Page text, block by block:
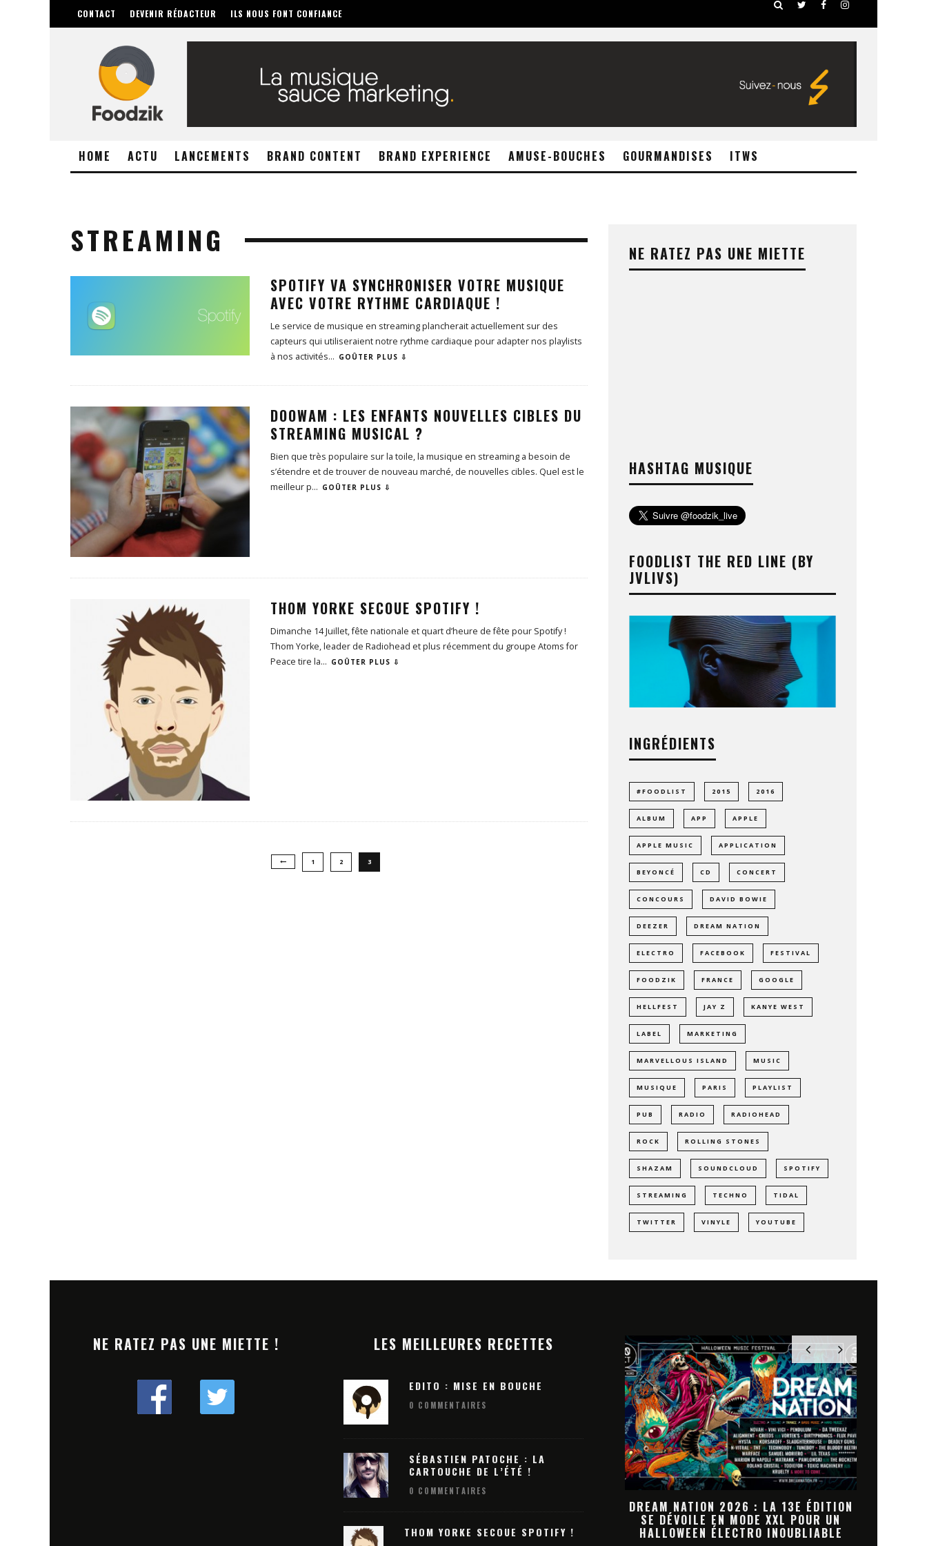
CONTACT DEVENIR RÉDACTEUR ILS NOUS FONT CONFIANCE
HOME ACTU LANCEMENTS BRAND CONTENT BRAND EXPERIENCE AMUSE-BOUCHES GOURMANDISES ITWS
STREAMING
SPOTIFY VA SYNCHRONISER VOTRE MUSIQUE
AVEC VOTRE RYTHME CARDIAQUE !
Le service de musique en streaming plancherait actuellement sur des
capteurs qui utiliseraient notre rythme cardiaque pour adapter nos playlists
à nos activités... GOÛTER PLUS ⇩
DOOWAM : LES ENFANTS NOUVELLES CIBLES DU
STREAMING MUSICAL ?
Bien que très populaire sur la toile, la musique en streaming a besoin de
s’étendre et de trouver de nouveau marché, de nouvelles cibles. Quel est le
meilleur p... GOÛTER PLUS ⇩
THOM YORKE SECOUE SPOTIFY !
Dimanche 14 Juillet, fête nationale et quart d’heure de fête pour Spotify !
Thom Yorke, leader de Radiohead et plus récemment du groupe Atoms for
Peace tire la... GOÛTER PLUS ⇩
1 2 3
NE RATEZ PAS UNE MIETTE
HASHTAG MUSIQUE
FOODLIST THE RED LINE (BY
JVLIVS)
INGRÉDIENTS
#FOODLIST 2015 2016
ALBUM APP APPLE
APPLE MUSIC APPLICATION
BEYONCÉ CD CONCERT
CONCOURS DAVID BOWIE
DEEZER DREAM NATION
ELECTRO FACEBOOK FESTIVAL
FOODZIK FRANCE GOOGLE
HELLFEST JAY Z KANYE WEST
LABEL MARKETING
MARVELLOUS ISLAND MUSIC
MUSIQUE PARIS PLAYLIST
PUB RADIO RADIOHEAD
ROCK ROLLING STONES
SHAZAM SOUNDCLOUD SPOTIFY
STREAMING TECHNO TIDAL
TWITTER VINYLE YOUTUBE
NE RATEZ PAS UNE MIETTE ! LES MEILLEURES RECETTES
EDITO : MISE EN BOUCHE
0 COMMENTAIRES
SÉBASTIEN PATOCHE : LA
CARTOUCHE DE L’ÉTÉ !
0 COMMENTAIRES
THOM YORKE SECOUE SPOTIFY !
PROCHAINE RÉVÉLATION ÉLECTRO ! HALLOWEEN ÉLECTRO INOUBLIABLE
DREAM NATION 2026 : LA
PROGRAMMATION HALLOWEEN PREND
FORME